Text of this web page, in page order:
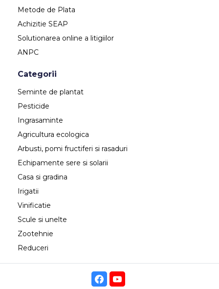
Metode de Plata
Achizitie SEAP
Solutionarea online a litigiilor
ANPC
Categorii
Seminte de plantat
Pesticide
Ingrasaminte
Agricultura ecologica
Arbusti, pomi fructiferi si rasaduri
Echipamente sere si solarii
Casa si gradina
Irigatii
Vinificatie
Scule si unelte
Zootehnie
Reduceri